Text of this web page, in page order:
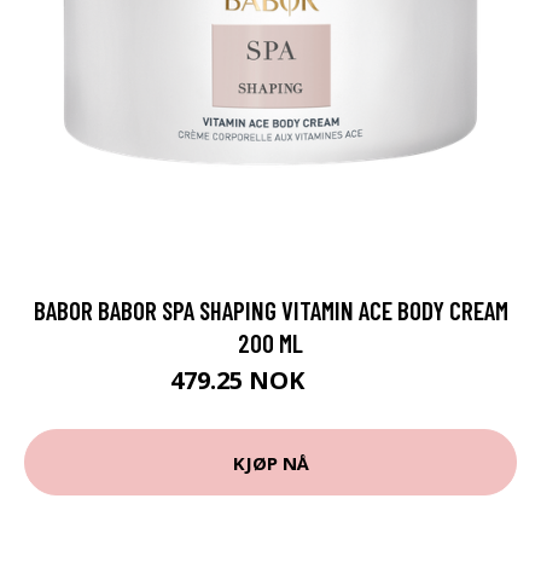
BABOR BABOR SPA SHAPING VITAMIN ACE BODY CREAM
200 ML
479.25 NOK
KJØP NÅ